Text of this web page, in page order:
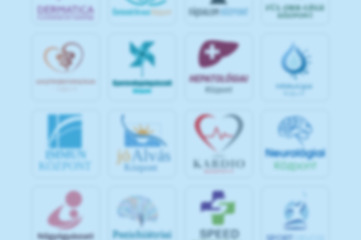
IMMUN
KÖZPONT
jó Alvás
Központ